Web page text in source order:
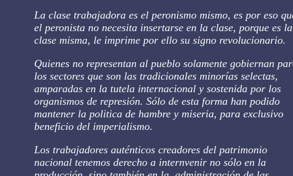
La clase trabajadora es el peronismo mismo, es por eso
el peronista no necesita insertarse en la clase, porque es la
clase misma, le imprime por ello su signo revolucionario.
Quienes no representan al pueblo solamente gobiernan
los sectores que son las tradicionales minorías selectas,
amparadas en la tutela internacional y sostenida por los
organismos de represión. Sólo de esta forma han podido
mantener la politica de hambre y miseria, para exclusivo
beneficio del imperialismo.
Los trabajadores auténticos creadores del patrimonio
nacional tenemos derecho a internvenir no sólo en la